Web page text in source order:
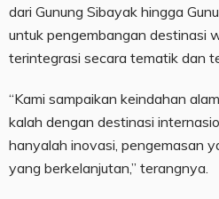
dari Gunung Sibayak hingga
untuk pengembangan destinasi
terintegrasi secara tematik dan
“Kami sampaikan keindahan
kalah dengan destinasi
hanyalah inovasi, pengemasan
yang berkelanjutan,” terangnya.